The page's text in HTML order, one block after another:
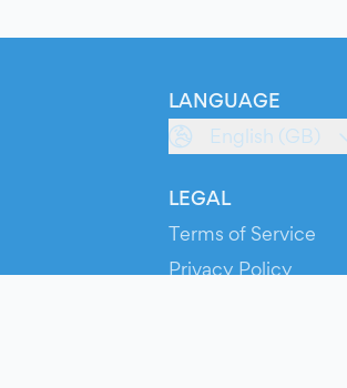
LANGUAGE
English (GB)
LEGAL
Terms of Service
Privacy Policy